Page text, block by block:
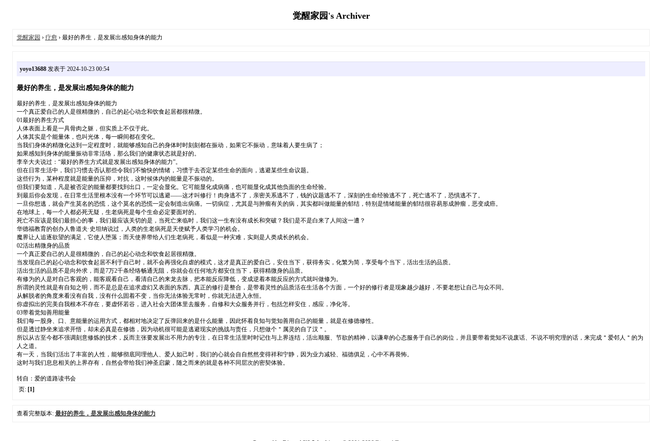
觉醒家园's Archiver
觉醒家园 › 疗愈 › 最好的养生，是发展出感知身体的能力
yoyo13688发表于 2024-10-23 00:54
最好的养生，是发展出感知身体的能力
最好的养生，是发展出感知身体的能力
一个真正爱自己的人是很精微的，自己的起心动念和饮食起居都很精微。
01最好的养生方式
人体表面上看是一具骨肉之躯，但实质上不仅于此。
人体其实是个能量体，也叫光体，每一瞬间都在变化。
当我们身体的精微化达到一定程度时，就能够感知自己的身体时时刻刻都在振动，如果它不振动，意味着人要生病了；
如果感知到身体的能量振动非常活络，那么我们的健康状态就是好的。
李辛大夫说过：“最好的养生方式就是发展出感知身体的能力”。
但在日常生活中，我们习惯去否认那些令我们不愉快的情绪，习惯于去否定某些生命的面向，逃避某些生命议题。
这些行为，某种程度就是能量的压抑，对抗，这时候体内的能量是不振动的。
但我们要知道，凡是被否定的能量都要找到出口，一定会显化。它可能显化成病痛，也可能显化成其他负面的生命经验。
到最后你会发现，在日常生活里根本没有一个环节可以逃避——这才叫修行！肉身逃不了，亲密关系逃不了，钱的议题逃不了，深刻的生命经验逃不了，死亡逃不了，恐惧逃不了。
一旦你想逃，就会产生莫名的恐慌，这个莫名的恐慌一定会制造出病痛。一切病症，尤其是与肿瘤有关的病，其实都叫做能量的郁结，特别是情绪能量的郁结很容易形成肿瘤，恶变成癌。
在地球上，每一个人都必死无疑，生老病死是每个生命必定要面对的。
死亡不应该是我们最担心的事，我们最应该关切的是，当死亡来临时，我们这一生有没有成长和突破？我们是不是白来了人间这一遭？
华德福教育的创办人鲁道夫·史坦纳说过，人类的生老病死是天使赋予人类学习的机会。
魔界让人追逐欲望的满足，它使人堕落；而天使界带给人们生老病死，看似是一种灾难，实则是人类成长的机会。
02活出精微身的品质
一个真正爱自己的人是很精微的，自己的起心动念和饮食起居很精微。
当发现自己的起心动念和饮食起居不利于自己时，就不会再强化自虐的模式，这才是真正的爱自己，安住当下，获得务实，化繁为简，享受每个当下，活出生活的品质。
活出生活的品质不是向外求，而是7万2千条经络畅通无阻，你就会在任何地方都安住当下，获得精微身的品质。
有修为的人是对自己客观的，能客观看自己，看清自己的来龙去脉，把本能反应降低，变成逆着本能反应的方式就叫做修为。
所谓的灵性就是有自知之明，而不是总是在追求虚幻又表面的东西。真正的修行是整合，是带着灵性的品质活在生活各个方面，一个好的修行者是现象越少越好，不要老想让自己与众不同。
从解脱者的角度来看没有自我，没有什么固着不变，当你无法体验无常时，你就无法进入永恒。
你虚拟出的完美自我根本不存在，要虚怀若谷，进入社会大团体里去服务，自修和大众服务并行，包括怎样安住，感应，净化等。
03带着觉知善用能量
我们每一股身、口、意能量的运用方式，都相对地决定了反弹回来的是什么能量，因此怀着良知与觉知善用自己的能量，就是在修德修性。
但是透过静坐来追求开悟，却未必真是在修德，因为动机很可能是逃避现实的挑战与责任，只想做个＂属灵的自了汉＂。
所以从古至今都不强调刻意修炼的技术，反而主张要发展出不用力的专注，在日常生活里时时记住与上界连结，活出顺服、节欲的精神，以谦卑的心态服务于自己的岗位，并且要带着觉知不说废话、不说不明究理的话，来完成＂爱邻人＂的为
人之道。
有一天，当我们活出了丰富的人性，能够彻底同理他人、爱人如己时，我们的心就会自自然然变得祥和宁静，因为业力减轻、福德俱足，心中不再畏怖。
这时与我们息息相关的上界存有，自然会带给我们神圣启蒙，随之而来的就是各种不同层次的密契体验。
转自：爱的道路读书会
页: [1]
查看完整版本: 最好的养生，是发展出感知身体的能力